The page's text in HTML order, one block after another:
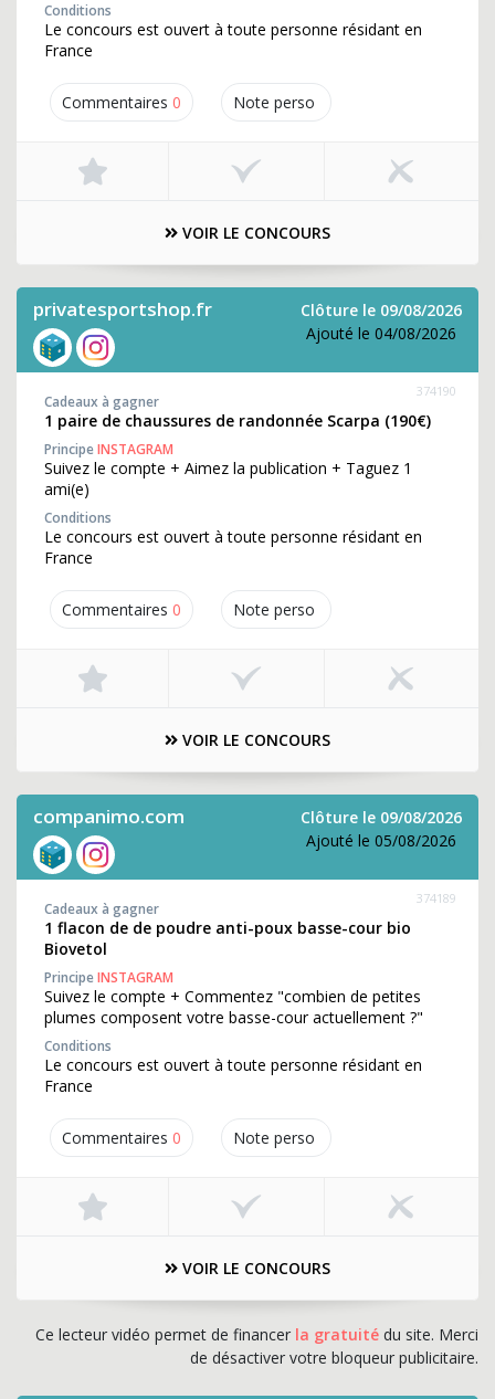
Commentaires 0 Note perso
Conditions
Le concours est ouvert à toute personne résidant en
France
VOIR LE CONCOURS
privatesportshop.fr
Clôture le 09/08/2026
Ajouté le 04/08/2026
Commentaires 0 Note perso
374190
Cadeaux à gagner
1 paire de chaussures de randonnée Scarpa (190€)
PrincipeINSTAGRAM
Suivez le compte + Aimez la publication + Taguez 1
ami(e)
Conditions
Le concours est ouvert à toute personne résidant en
France
VOIR LE CONCOURS
companimo.com
Clôture le 09/08/2026
Ajouté le 05/08/2026
Commentaires 0 Note perso
374189
Cadeaux à gagner
1 flacon de de poudre anti-poux basse-cour bio
Biovetol
PrincipeINSTAGRAM
Suivez le compte + Commentez "combien de petites
plumes composent votre basse-cour actuellement ?"
Conditions
Le concours est ouvert à toute personne résidant en
France
VOIR LE CONCOURS
Ce lecteur vidéo permet de financer la gratuité du site. Merci
de désactiver votre bloqueur publicitaire.